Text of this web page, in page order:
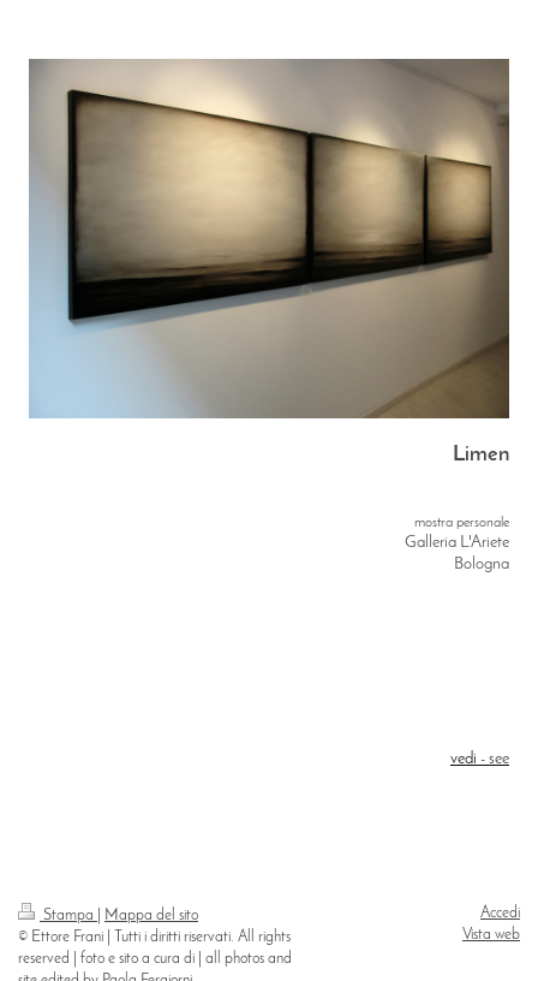
Limen
mostra personale
Galleria L'Ariete
Bologna
vedi - see
Stampa
Mappa del sito
© Ettore Frani | Tutti i diritti riservati. All rights
reserved | foto e sito a cura di | all photos and
Accedi
Vista web